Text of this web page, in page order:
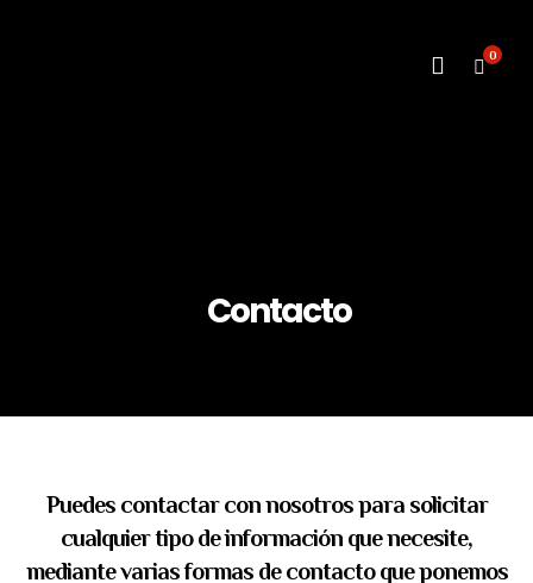
0
Contacto
Puedes contactar con nosotros para solicitar
cualquier tipo de información que necesite,
mediante varias formas de contacto que ponemos